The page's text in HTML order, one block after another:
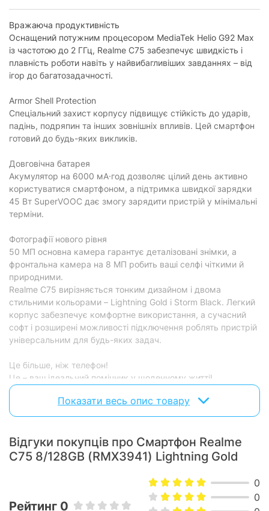
Вражаюча продуктивність
Оснащений потужним процесором MediaTek Helio G92 Max
із частотою до 2 ГГц, Realme C75 забезпечує швидкість і
плавність роботи навіть у найвибагливіших завданнях – від
ігор до багатозадачності.
Armor Shell Protection
Спеціальний захист корпусу підвищує стійкість до ударів,
падінь, подряпин та інших зовнішніх впливів. Цей смартфон
готовий до будь-яких викликів.
Довговічна батарея
Акумулятор на 6000 мА·год дозволяє цілий день активно
користуватися смартфоном, а підтримка швидкої зарядки
45 Вт SuperVOOC дає змогу зарядити пристрій у мінімальні
терміни.
Фотографії нового рівня
50 МП основна камера гарантує деталізовані знімки, а
фронтальна камера на 8 МП робить ваші селфі чіткими й
природними.
Realme C75 вирізняється тонким дизайном і двома
стильними кольорами – Lightning Gold і Storm Black. Легкий
корпус забезпечує комфортне використання, а сучасний
софт і розширені можливості підключення роблять пристрій
універсальним для будь-яких задач.
Це більше, ніж телефон!
Це – ваш ідеальний помічник у щоденному житті!
Показати весь опис товару
Відгуки покупців про Смартфон Realme
C75 8/128GB (RMX3941) Lightning Gold
Рейтинг 0
0
0